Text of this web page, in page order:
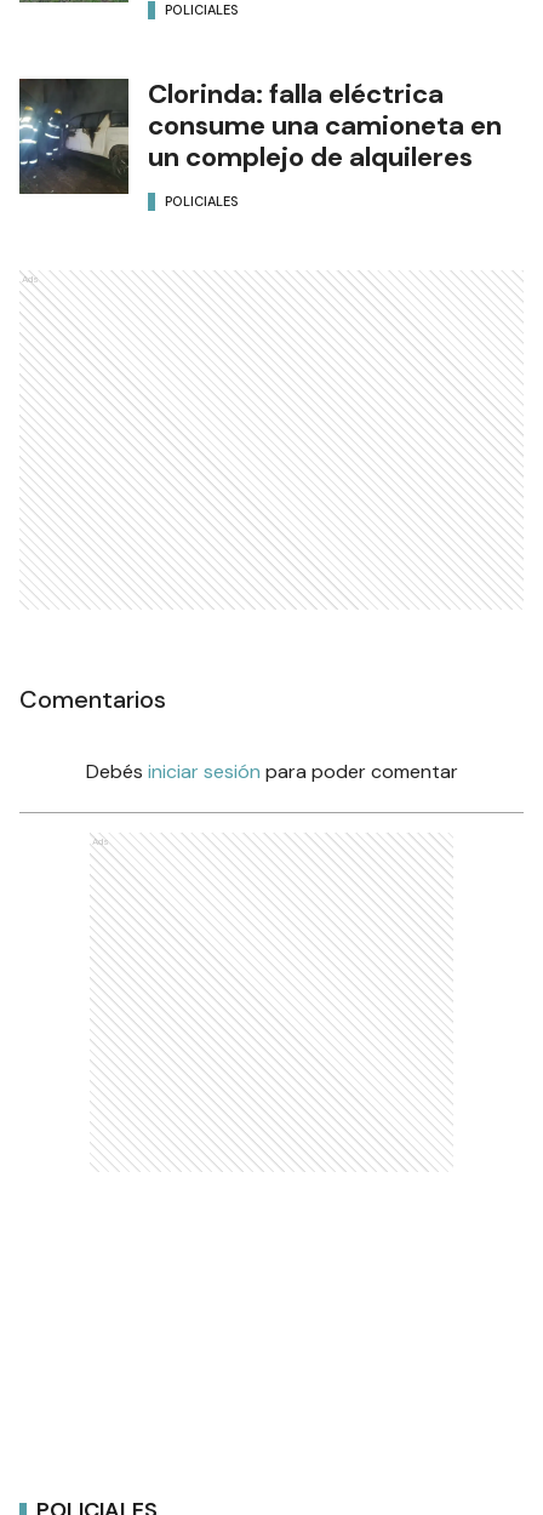
POLICIALES
Clorinda: falla eléctrica
consume una camioneta en
un complejo de alquileres
POLICIALES
Ads
Comentarios
Debés iniciar sesión para poder comentar
Ads